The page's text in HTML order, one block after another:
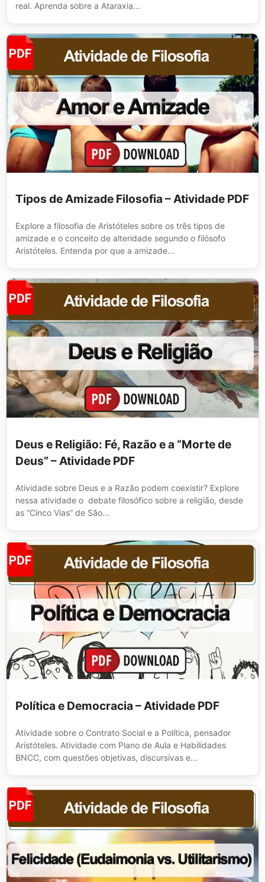
real. Aprenda sobre a Ataraxia...
Tipos de Amizade Filosofia – Atividade PDF
Explore a filosofia de Aristóteles sobre os três tipos de
amizade e o conceito de alteridade segundo o filósofo
Aristóteles. Entenda por que a amizade...
Deus e Religião: Fé, Razão e a “Morte de
Deus” – Atividade PDF
Atividade sobre Deus e a Razão podem coexistir? Explore
nessa atividade o debate filosófico sobre a religião, desde
as “Cinco Vias” de São...
Política e Democracia – Atividade PDF
Atividade sobre o Contrato Social e a Política, pensador
Aristóteles. Atividade com Plano de Aula e Habilidades
BNCC, com questões objetivas, discursivas e...